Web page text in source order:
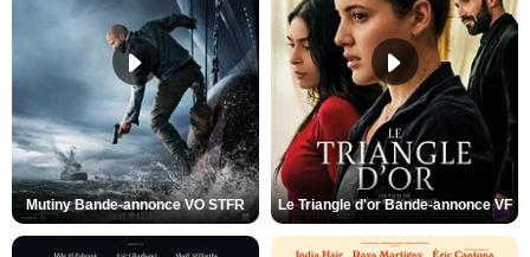
Mutiny Bande-annonce VO STFR Le Triangle d'or Bande-annonce VF